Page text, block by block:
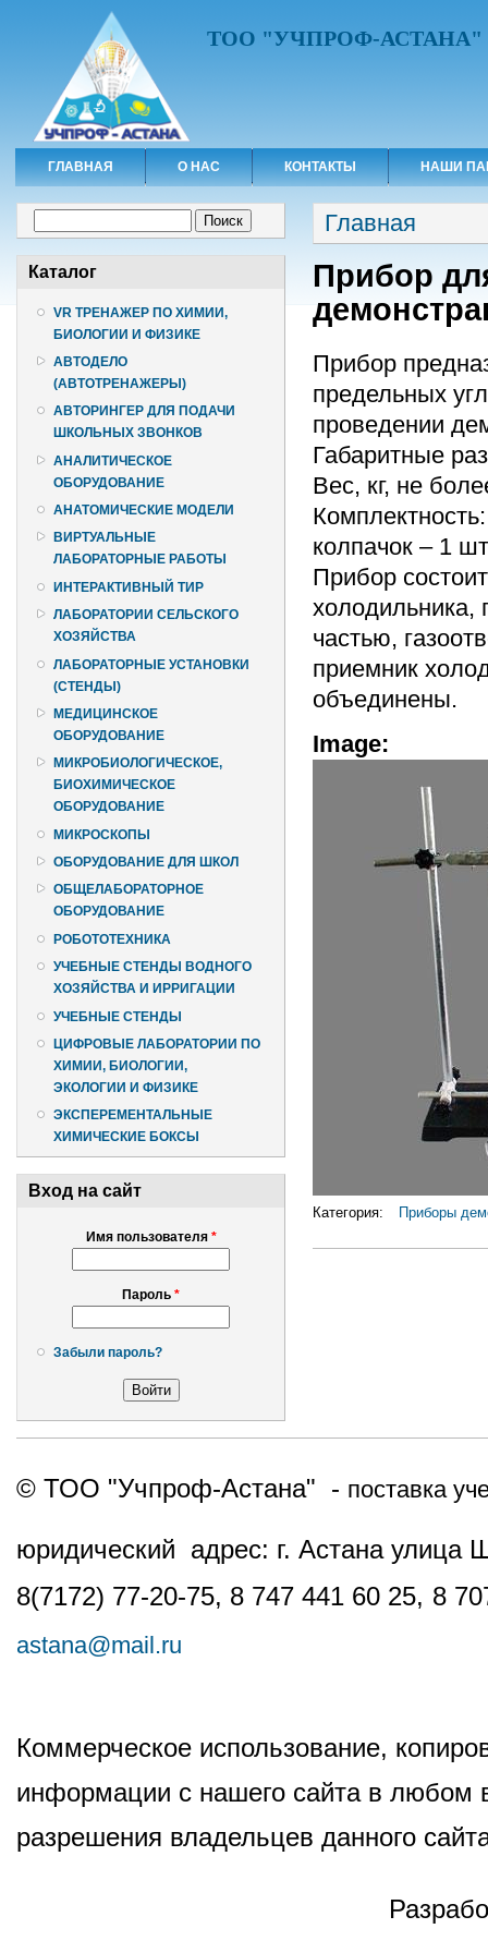
ТОО "УЧПРОФ-АСТАНА"
ГЛАВНАЯ О НАС КОНТАКТЫ НАШИ
Каталог
VR ТРЕНАЖЕР ПО ХИМИИ,
БИОЛОГИИ И ФИЗИКЕ
АВТОДЕЛО
(АВТОТРЕНАЖЕРЫ)
АВТОРИНГЕР ДЛЯ ПОДАЧИ
ШКОЛЬНЫХ ЗВОНКОВ
АНАЛИТИЧЕСКОЕ
ОБОРУДОВАНИЕ
АНАТОМИЧЕСКИЕ МОДЕЛИ
ВИРТУАЛЬНЫЕ
ЛАБОРАТОРНЫЕ РАБОТЫ
ИНТЕРАКТИВНЫЙ ТИР
ЛАБОРАТОРИИ СЕЛЬСКОГО
ХОЗЯЙСТВА
ЛАБОРАТОРНЫЕ УСТАНОВКИ
(СТЕНДЫ)
МЕДИЦИНСКОЕ
ОБОРУДОВАНИЕ
МИКРОБИОЛОГИЧЕСКОЕ,
БИОХИМИЧЕСКОЕ
ОБОРУДОВАНИЕ
МИКРОСКОПЫ
ОБОРУДОВАНИЕ ДЛЯ ШКОЛ
ОБЩЕЛАБОРАТОРНОЕ
ОБОРУДОВАНИЕ
РОБОТОТЕХНИКА
УЧЕБНЫЕ СТЕНДЫ ВОДНОГО
ХОЗЯЙСТВА И ИРРИГАЦИИ
УЧЕБНЫЕ СТЕНДЫ
ЦИФРОВЫЕ ЛАБОРАТОРИИ ПО
ХИМИИ, БИОЛОГИИ,
ЭКОЛОГИИ И ФИЗИКЕ
ЭКСПЕРЕМЕНТАЛЬНЫЕ
ХИМИЧЕСКИЕ БОКСЫ
Вход на сайт
Имя пользователя *
Пароль *
Забыли пароль?
Вы здесь
Главная
Прибор
Прибор
предельных
проведении
Габаритные
Вес, кг, не
колпачок – 1
Прибор
холодильника,
частью,
приемник
объединены.
Image:
Категория: Приборы
© ТОО "Учпроф-Астана" - поставка
юридический адрес: г. Астана
8(7172) 77-20-75, 8 747 441 60 25, 8
astana@mail.ru
Коммерческое использование,
информации с нашего сайта в любом
разрешения владельцев данного